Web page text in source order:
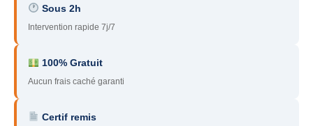
95 – Val d’Oise
– Essonne
89 – Yonne
51 – Marne
Sous 2h
Intervention rapide 7j/7
100% Gratuit
Aucun frais caché garanti
Certif remis